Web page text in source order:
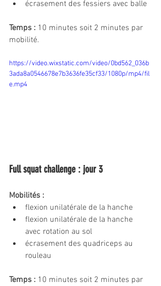
écrasement des fessiers avec balle
Temps : 10 minutes soit 2 minutes par
mobilité.
https://video.wixstatic.com/video/0bd562_036b
3ada8a0546678e7b3636fe35cf33/1080p/mp4/fil
e.mp4
Full squat challenge : jour 3
Mobilités :
flexion unilatérale de la hanche
flexion unilatérale de la hanche
avec rotation au sol
écrasement des quadriceps au
rouleau
Temps : 10 minutes soit 2 minutes par